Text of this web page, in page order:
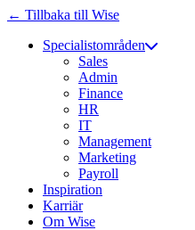
← Tillbaka till Wise
Specialistområden
Sales
Admin
Finance
HR
IT
Management
Marketing
Payroll
Inspiration
Karriär
Om Wise